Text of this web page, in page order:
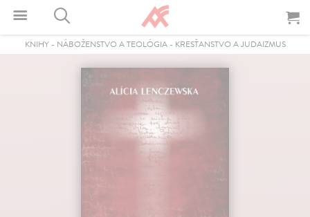
KNIHY- NÁBOŽENSTVO A TEOLÓGIA- KRESŤANSTVO A JUDAIZMUS